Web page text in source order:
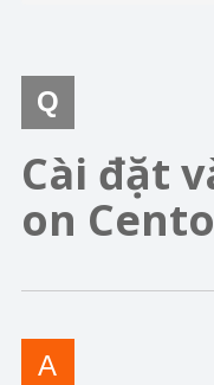
Cài đặt
on